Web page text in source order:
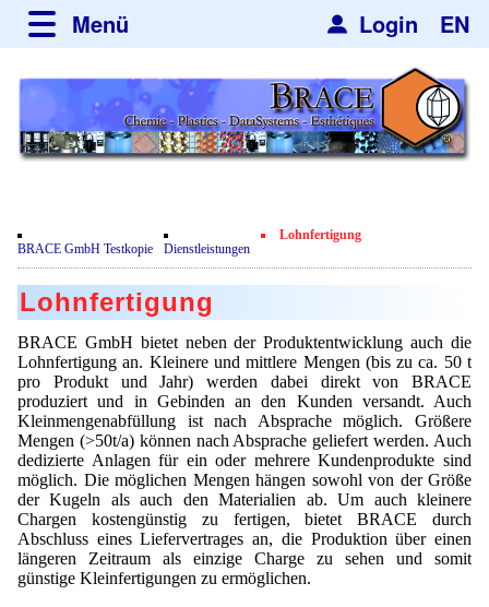
Login EN
Menü
über BRACE
Typographie und Grundelemente
Leistungen
Neubau
Film
Zertifikate
Datenschutzerklärung
Neues
Newsletter
Mikrokugelanlagen
Heizkammern
Trockner
Sortieranlagen
Angebotsanfrage
Spherisator Serie
Ältere Modelle
Spherisator M2
Pilotanlagen
Produktionsanlagen
Viskosimeter
Druckhärtemessung
Ultraschallbäder
Dienstleistungen
Mikrokugeln und Verfahren
Mikrokapseln
Mikroverkapselung
Anwendungen
Aromakapseln
Bleichmittel
Emulgatoren
Geschmacksmaskierung
Instant Kugeln
Informationsmaterial
Hf and ZrHf mixed Microspheres
Ultra spherical granulation (english)
Ultra spherical granulation (francais)
Des microbilles de granulométrie précise
Jobbörse
Kontakt
Adressen
Suche
BRACE GmbH Testkopie Dienstleistungen
Lohnfertigung
Lohnfertigung
BRACE GmbH bietet neben der Produktentwicklung auch die
Lohnfertigung an. Kleinere und mittlere Mengen (bis zu ca. 50 t
pro Produkt und Jahr) werden dabei direkt von BRACE
produziert und in Gebinden an den Kunden versandt. Auch
Kleinmengenabfüllung ist nach Absprache möglich. Größere
Mengen (>50t/a) können nach Absprache geliefert werden. Auch
dedizierte Anlagen für ein oder mehrere Kundenprodukte sind
möglich. Die möglichen Mengen hängen sowohl von der Größe
der Kugeln als auch den Materialien ab. Um auch kleinere
Chargen kostengünstig zu fertigen, bietet BRACE durch
Abschluss eines Liefervertrages an, die Produktion über einen
längeren Zeitraum als einzige Charge zu sehen und somit
günstige Kleinfertigungen zu ermöglichen.